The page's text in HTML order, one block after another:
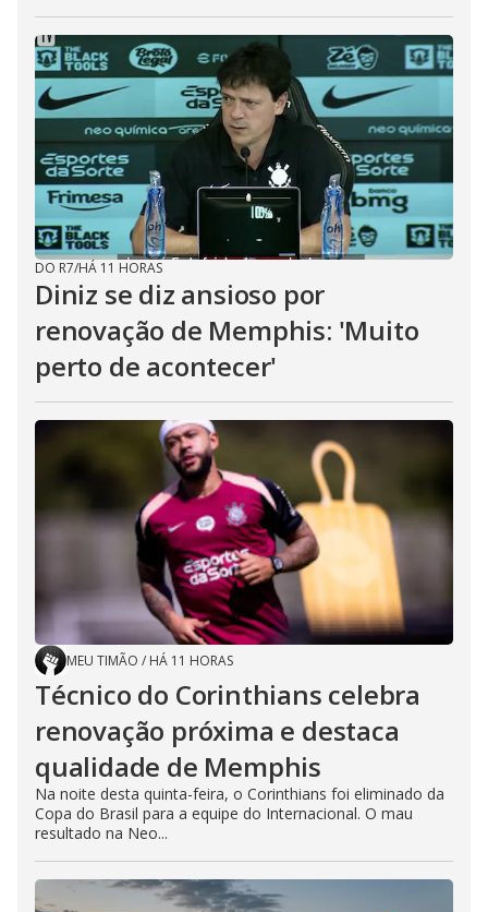
DO R7/HÁ 11 HORAS
Diniz se diz ansioso por
renovação de Memphis: 'Muito
perto de acontecer'
MEU TIMÃO / HÁ 11 HORAS
Técnico do Corinthians celebra
renovação próxima e destaca
qualidade de Memphis
Na noite desta quinta-feira, o Corinthians foi eliminado da
Copa do Brasil para a equipe do Internacional. O mau
resultado na Neo...